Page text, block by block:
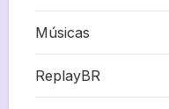
Músicas
ReplayBR